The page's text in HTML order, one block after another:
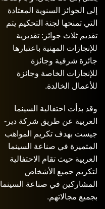
إلى الجوائز السنوية المعتادة
التي تمنحها لجنة التحكيم يتم
تقديم ثلاث جوائز: تقديرية
للإنجازات المهنية باعتبارها
جائزة شرفية وجائزة
للإنجازات الخاصة وجائزة
للأعمال الخالدة.
وقد بدأت احتفالية السينما
العربية عن طريق شركة دير-
جيست بهدف تكريم المواهب
المتميزة في صناعة السينما
العربية حيث تقام الاحتفالية
لتكريم جميع الأشخاص
المشاركين في صناعة السينما
بجميع مجالاتهم.